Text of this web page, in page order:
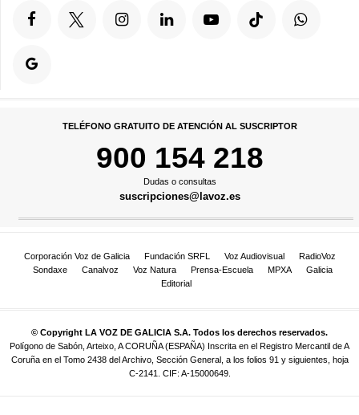
TELÉFONO GRATUITO DE ATENCIÓN AL SUSCRIPTOR
900 154 218
Dudas o consultas
suscripciones@lavoz.es
Corporación Voz de Galicia Fundación SRFL Voz Audiovisual
RadioVoz
Sondaxe
Canalvoz Voz Natura Prensa-Escuela MPXA
Galicia
Editorial
© Copyright LA VOZ DE GALICIA S.A. Todos los derechos reservados.
Polígono de Sabón, Arteixo, A CORUÑA (ESPAÑA) Inscrita en el Registro Mercantil de A
Coruña en el Tomo 2438 del Archivo, Sección General, a los folios 91 y siguientes, hoja
C-2141. CIF: A-15000649.